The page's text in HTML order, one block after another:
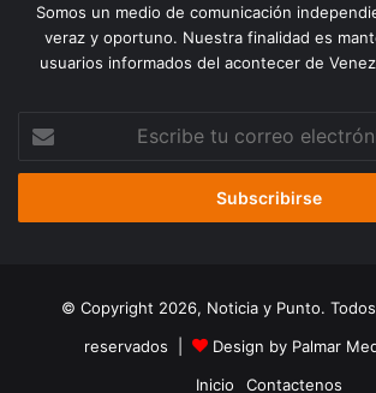
Somos un medio de comunicación
veraz y oportuno. Nuestra finalidad es
usuarios informados del acontecer de
correo
© Copyright 2026, Noticia y Punto.
reservados |
Design by Palmar
Inicio
Contactenos